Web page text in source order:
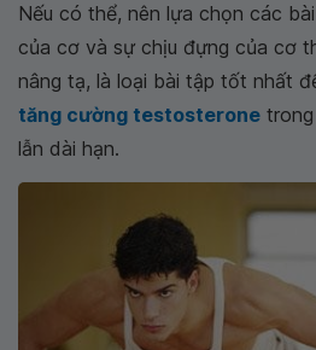
Nếu có thể, nên lựa chọn các
của cơ và sự chịu đựng của cơ
nâng tạ, là loại bài tập tốt nhất
tăng cường testosterone
lẫn dài hạn.